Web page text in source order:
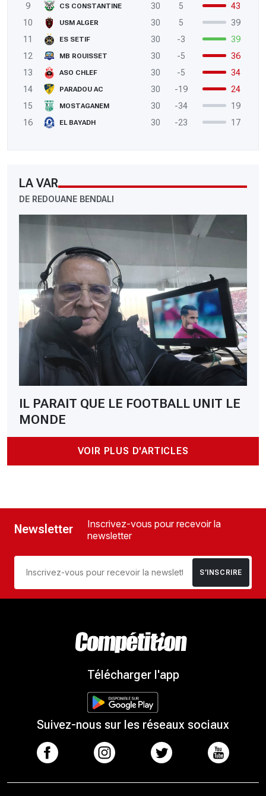
9
CS CONSTANTINE 30 5
43
10
USM ALGER 30 5
39
11
ES SETIF 30 -3
39
12
MB ROUISSET 30 -5
36
13
ASO CHLEF 30 -5
34
14
PARADOU AC 30 -19
24
15
MOSTAGANEM 30 -34
19
16
EL BAYADH 30 -23 17
LA VAR
DE REDOUANE BENDALI
IL PARAIT QUE LE FOOTBALL UNIT LE
MONDE
VOIR PLUS D'ARTICLES
Newsletter
Inscrivez-vous pour recevoir la
newsletter
S’INSCRIRE
Télécharger l'app
Suivez-nous sur les réseaux sociaux